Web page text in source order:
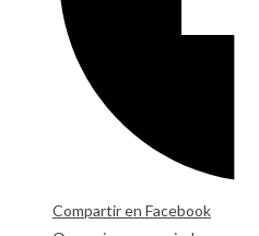
Compartir en Facebook